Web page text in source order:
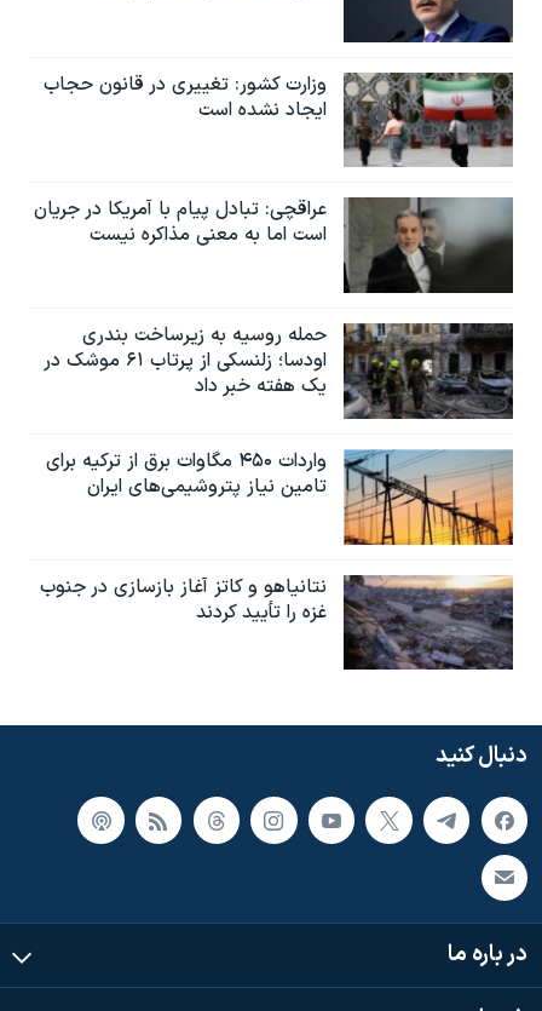
وزارت کشور: تغییری در قانون حجاب
ایجاد نشده است
عراقچی: تبادل پیام با آمریکا در جریان
است اما به معنی مذاکره نیست
حمله روسیه به زیرساخت بندری
اودسا؛ زلنسکی از پرتاب ۶۱ موشک در
یک هفته خبر داد
واردات ۴۵۰ مگاوات برق از ترکیه برای
تامین نیاز پتروشیمی‌های ایران
نتانیاهو و کاتز آغاز بازسازی در جنوب
غزه را تأیید کردند
دنبال کنید
در باره ما